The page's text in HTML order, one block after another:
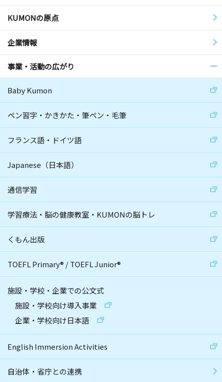
KUMONの原点
企業情報
事業・活動の広がり
Baby Kumon
ペン習字・かきかた・筆ペン・毛筆
フランス語・ドイツ語
Japanese（日本語）
通信学習
学習療法・脳の健康教室・KUMONの脳トレ
くもん出版
TOEFL Primary® /TOEFL Junior®
施設・学校・企業での公文式
施設・学校向け導入事業
企業・学校向け日本語
English Immersion Activities
自治体・省庁との連携